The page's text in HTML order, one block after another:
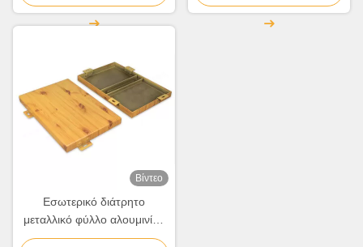
τοίχων
Βίντεο
Εσωτερικό διάτρητο
μεταλλικό φύλλο αλουμινίου
0,5 mm-6 mm για